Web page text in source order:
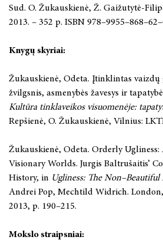
Sud. O. Žukauskienė, Ž. Gaižutytė-
2013. – 352 p. ISBN
Knygų skyriai:
Žukauskienė, Odeta. Įtinklintas vaizdų
žvilgsnis, asmenybės žavesys ir
Kultūra tinklaveikos visuomenėje:
Repšienė, O. Žukauskienė, Vilnius:
Žukauskienė, Odeta. Orderly
Visionary Worlds. Jurgis Baltrušaitis’
History, in Ugliness: The
Andrei Pop, Mechtild Widrich.
2013, p. 190–215.
Mokslo straipsniai: